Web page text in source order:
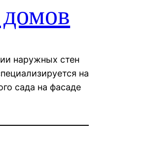
наружных стен
на
сада на фасаде